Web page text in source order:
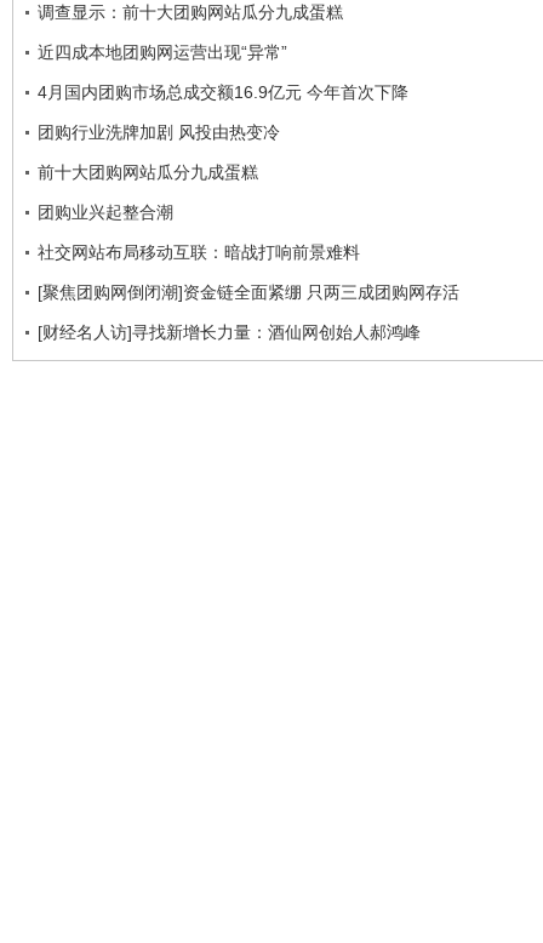
调查显示：前十大团购网站瓜分九成蛋糕
近四成本地团购网运营出现“异常”
4月国内团购市场总成交额16.9亿元 今年首次下降
团购行业洗牌加剧 风投由热变冷
前十大团购网站瓜分九成蛋糕
团购业兴起整合潮
社交网站布局移动互联：暗战打响前景难料
[聚焦团购网倒闭潮]资金链全面紧绷 只两三成团购网存活
[财经名人访]寻找新增长力量：酒仙网创始人郝鸿峰